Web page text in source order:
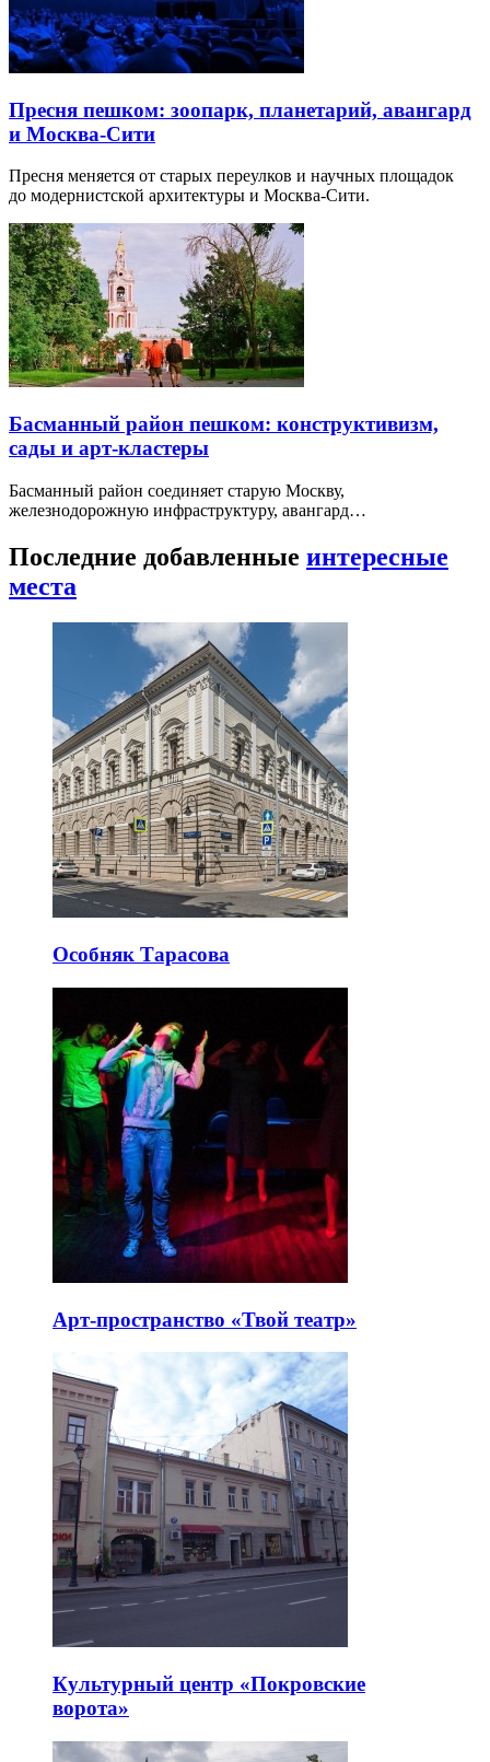
Пресня пешком: зоопарк, планетарий, авангард
и Москва-Сити
Пресня меняется от старых переулков и научных площадок
до модернистской архитектуры и Москва-Сити.
Басманный район пешком: конструктивизм,
сады и арт-кластеры
Басманный район соединяет старую Москву,
железнодорожную инфраструктуру, авангард…
Последние добавленные интересные
места
Особняк Тарасова
Арт-пространство «Твой театр»
Культурный центр «Покровские
ворота»